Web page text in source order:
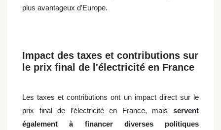
plus avantageux d’Europe.
Impact des taxes et contributions sur
le prix final de l'électricité en France
Les taxes et contributions ont un impact direct sur le
prix final de l’électricité en France, mais servent
également à financer diverses politiques